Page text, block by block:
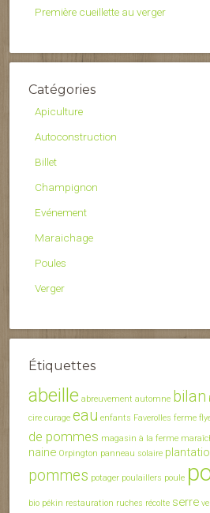
Première cueillette au verger
Catégories
Apiculture
Autoconstruction
Billet
Champignon
Evénement
Maraichage
Poules
Verger
Étiquettes
abeille abreuvement automne bilan
cire curage eau enfants Faverolles ferme
de pommes magasin à la ferme
naine Orpington panneau solaire
pommes potager poulaillers poule
bio pékin restauration ruches récolte serre